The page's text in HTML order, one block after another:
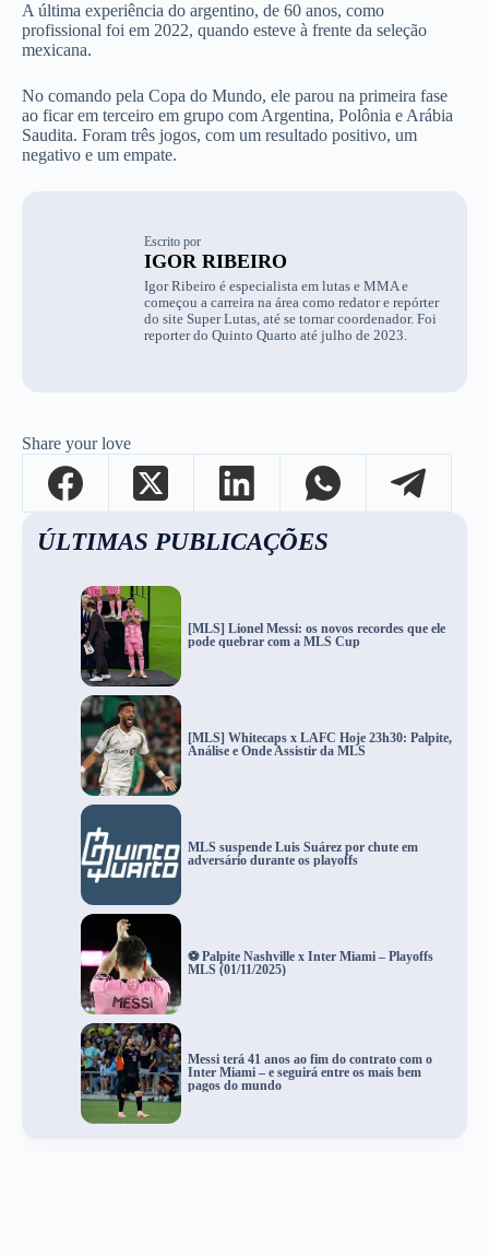
A última experiência do argentino, de 60 anos, como
profissional foi em 2022, quando esteve à frente da seleção
mexicana.
No comando pela Copa do Mundo, ele parou na primeira fase
ao ficar em terceiro em grupo com Argentina, Polônia e Arábia
Saudita. Foram três jogos, com um resultado positivo, um
negativo e um empate.
Escrito por
IGOR RIBEIRO
Igor Ribeiro é especialista em lutas e MMA e
começou a carreira na área como redator e repórter
do site Super Lutas, até se tornar coordenador. Foi
reporter do Quinto Quarto até julho de 2023.
Share your love
ÚLTIMAS PUBLICAÇÕES
[MLS] Lionel Messi: os novos recordes que ele
pode quebrar com a MLS Cup
[MLS] Whitecaps x LAFC Hoje 23h30: Palpite,
Análise e Onde Assistir da MLS
MLS suspende Luis Suárez por chute em
adversário durante os playoffs
⚽ Palpite Nashville x Inter Miami – Playoffs
MLS (01/11/2025)
Messi terá 41 anos ao fim do contrato com o
Inter Miami – e seguirá entre os mais bem
pagos do mundo